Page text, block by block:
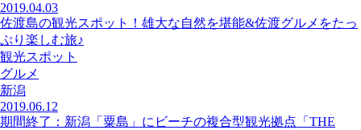
2019.04.03
佐渡島の観光スポット！雄大な自然を堪能&佐渡グルメをたっ
ぷり楽しむ旅♪
観光スポット
グルメ
新潟
2019.06.12
期間終了：新潟「粟島」にビーチの複合型観光拠点「THE